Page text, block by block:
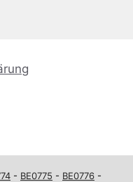
- BE0775 - BE0776 -